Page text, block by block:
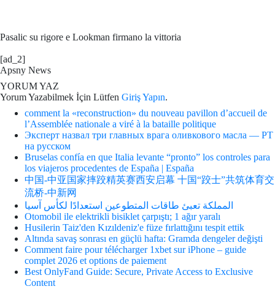
Pasalic su rigore e Lookman firmano la vittoria
[ad_2]
Apsny News
YORUM YAZ
Yorum Yazabilmek İçin Lütfen Giriş Yapın.
comment la «reconstruction» du nouveau pavillon d’accueil de
l’Assemblée nationale a viré à la bataille politique
Эксперт назвал три главных врага оливкового масла — РТ
на русском
Bruselas confía en que Italia levante “pronto” los controles para
los viajeros procedentes de España | España
中国-中亚国家摔跤精英赛西安启幕 十国“跤士”共筑体育交
流桥-中新网
المملكة تعبئ طاقات المتطوعين استعدادًا لكأس آسيا
Otomobil ile elektrikli bisiklet çarpıştı; 1 ağır yaralı
Husilerin Taiz'den Kızıldeniz'e füze fırlattığını tespit ettik
Altında savaş sonrası en güçlü hafta: Gramda dengeler değişti
Comment faire pour télécharger 1xbet sur iPhone – guide
complet 2026 et options de paiement
Best OnlyFand Guide: Secure, Private Access to Exclusive
Content